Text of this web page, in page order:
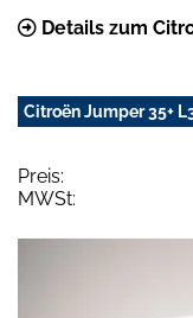
Details zum
Citroën Jumper 35+
Preis:
MWSt: